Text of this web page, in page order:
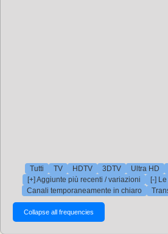
Tutti TV HDTV 3DTV Ultra HD
[+] Aggiunte più recenti / variazioni
[-]
Canali temporaneamente in chiaro